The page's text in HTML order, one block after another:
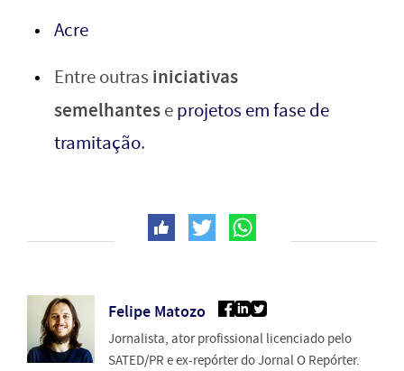
Acre
Entre outras iniciativas
semelhanteseprojetos em fase de
tramitação.
Felipe Matozo
Jornalista, ator profissional licenciado pelo
SATED/PR e ex-repórter do Jornal O Repórter.